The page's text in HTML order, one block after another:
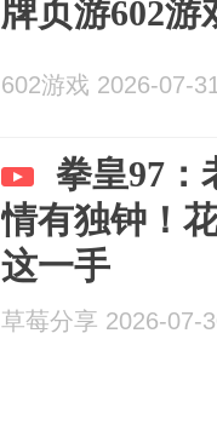
牌页游602游
602游戏 2026-07-
拳皇97：
情有独钟！
这一手
草莓分享 2026-07-